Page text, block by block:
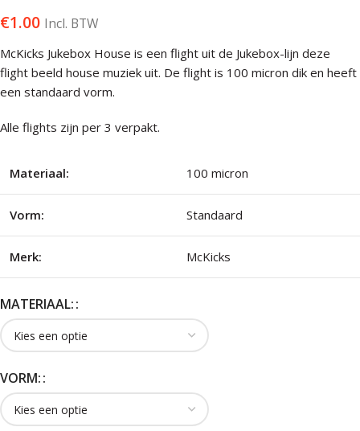
€1.00 Incl. BTW
McKicks Jukebox House is een flight uit de Jukebox-lijn deze
flight beeld house muziek uit. De flight is 100 micron dik en heeft
een standaard vorm.
Alle flights zijn per 3 verpakt.
Materiaal: 100 micron
Vorm: Standaard
Merk: McKicks
MATERIAAL:
VORM: